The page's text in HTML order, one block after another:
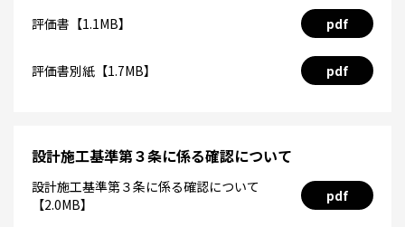
評価書【1.1MB】 pdf
評価書別紙【1.7MB】 pdf
設計施工基準第３条に係る確認について
設計施工基準第３条に係る確認について
【2.0MB】
pdf